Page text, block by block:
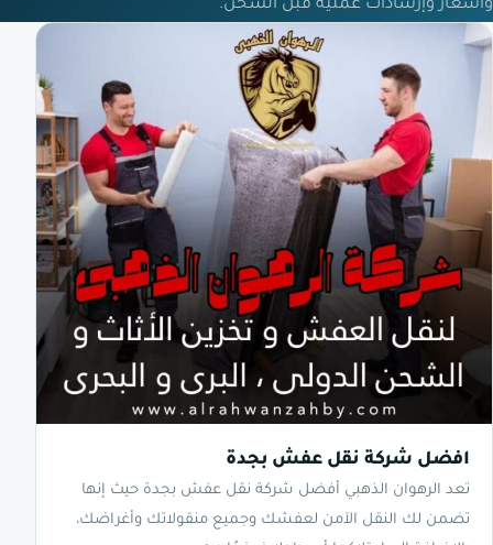
وأسعار وإرشادات عملية قبل الشحن.
افضل شركة نقل عفش بجدة
تعد الرهوان الذهبي أفضل شركة نقل عفش بجدة حيث إنها
تضمن لك النقل الآمن لعفشك وجميع منقولاتك وأغراضك،